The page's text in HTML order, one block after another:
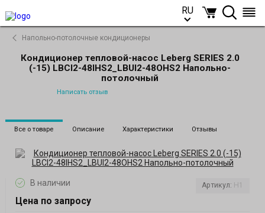
RU
Напольно-потолочные кондиционеры
Кондиционер тепловой-насос Leberg SERIES 2.0
(-15) LBСI2-48IHS2_LBUI2-48OHS2 Напольно-
потолочный
Написать отзыв
Все о товаре Описание Характеристики Отзывы
В наличии
Цена по запросу
Артикул: H1